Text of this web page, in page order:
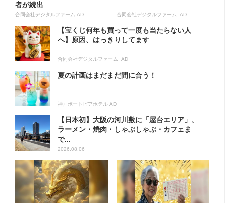
者が続出
合同会社デジタルファーム AD 合同会社デジタルファーム AD
【宝くじ何年も買って一度も当たらない人
へ】原因、はっきりしてます
合同会社デジタルファーム AD
夏の計画はまだまだ間に合う！
神戸ポートピアホテル AD
【日本初】大阪の河川敷に「屋台エリア」、
ラーメン・焼肉・しゃぶしゃぶ・カフェま
で...
2026.08.06